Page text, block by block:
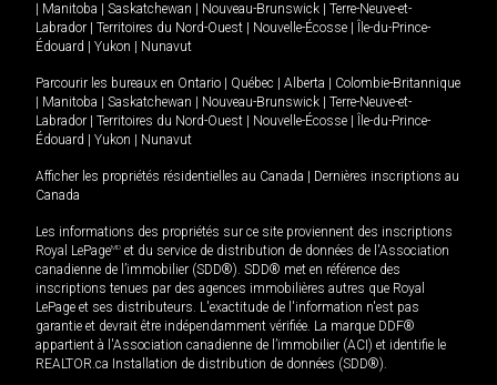
Manitoba Saskatchewan Nouveau-Brunswick
Terre-Neuve-et-
Labrador
Territoires du Nord-Ouest Nouvelle-Écosse
Île-du-Prince-
Édouard
Yukon Nunavut
Parcourir les bureaux en Ontario Québec Alberta
Colombie-Britannique
Manitoba Saskatchewan Nouveau-Brunswick
Terre-Neuve-et-
Labrador
Territoires du Nord-Ouest Nouvelle-Écosse
Île-du-Prince-
Édouard
Yukon Nunavut
Afficher les propriétés résidentielles au Canada
Dernières inscriptions au
Canada
Les informations des propriétés sur ce site proviennent des inscriptions
Royal LePageMD et du service de distribution de données de l'Association
canadienne de l’immobilier (SDD®). SDD® met en référence des
inscriptions tenues par des agences immobilières autres que Royal
LePage et ses distributeurs. L'exactitude de l'information n'est pas
garantie et devrait être indépendamment vérifiée. La marque DDF®
appartient à l'Association canadienne de l’immobilier (ACI) et identifie le
REALTOR.ca Installation de distribution de données (SDD®).